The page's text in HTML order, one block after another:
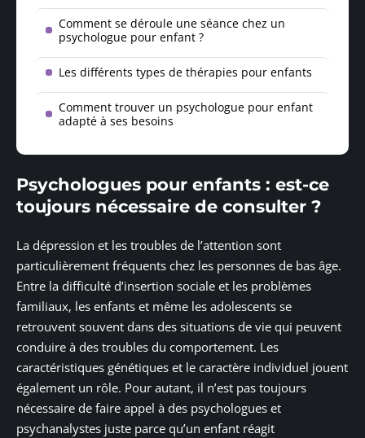
Comment se déroule une séance chez un
psychologue pour enfant ?
Les différents types de thérapies pour enfants
Comment trouver un psychologue pour enfant
adapté à ses besoins
Psychologues pour enfants : est-ce
toujours nécessaire de consulter ?
La dépression et les troubles de l’attention sont
particulièrement fréquents chez les personnes de bas âge.
Entre la difficulté d’insertion sociale et les problèmes
familiaux, les enfants et même les adolescents se
retrouvent souvent dans des situations de vie qui peuvent
conduire à des troubles du comportement. Les
caractéristiques génétiques et le caractère individuel jouent
également un rôle. Pour autant, il n’est pas toujours
nécessaire de faire appel à des psychologues et
psychanalystes juste parce qu’un enfant réagit